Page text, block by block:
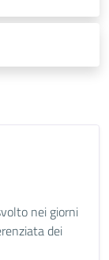
nei giorni
dei